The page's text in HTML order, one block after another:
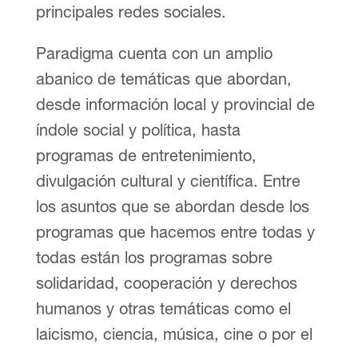
principales redes sociales.
Paradigma cuenta con un amplio
abanico de temáticas que abordan,
desde información local y provincial de
índole social y política, hasta
programas de entretenimiento,
divulgación cultural y científica. Entre
los asuntos que se abordan desde los
programas que hacemos entre todas y
todas están los programas sobre
solidaridad, cooperación y derechos
humanos y otras temáticas como el
laicismo, ciencia, música, cine o por el